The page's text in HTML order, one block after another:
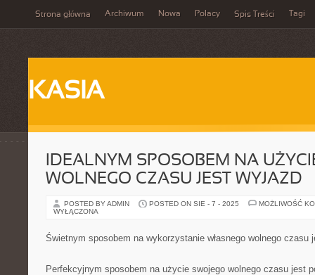
Strona główna Archiwum Nowa Polacy Spis Treści Tagi
KASIA
IDEALNYM SPOSOBEM NA
WOLNEGO CZASU JEST WYJAZD
POSTED BY ADMIN POSTED ON SIE - 7 - 2025
MOŻLIWOŚĆ
WYŁĄCZONA
Świetnym sposobem na wykorzystanie własnego wolnego czasu
Perfekcyjnym sposobem na użycie swojego wolnego czasu jest